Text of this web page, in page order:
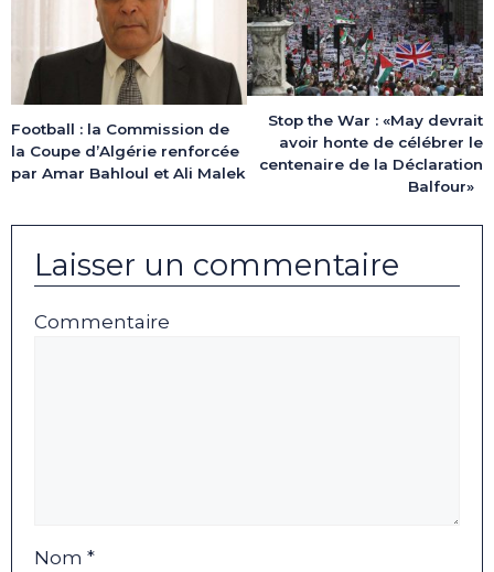
Football : la Commission de
la Coupe d’Algérie renforcée
par Amar Bahloul et Ali Malek
Stop the War : «May devrait
avoir honte de célébrer le
centenaire de la Déclaration
Balfour»
Laisser un commentaire
Commentaire
Nom *